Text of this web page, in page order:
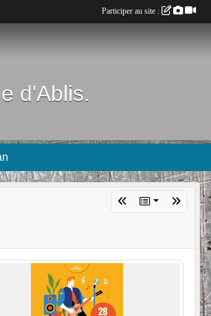
d'Ablis.
Participer au site :